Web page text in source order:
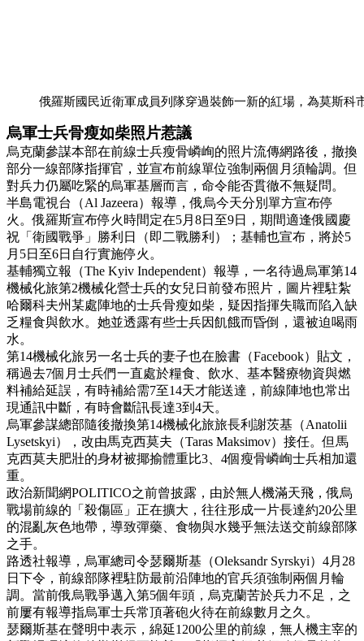
俄羅斯國民近衛軍成員列隊穿過裝飾一新的紅場，為莫斯科
烏軍士兵骨瘦如柴照片惹議
烏克蘭參謀本部在前線士兵瘦骨嶙峋的照片流傳網路後，撤換
部分一線部隊指揮官，並宣布前線單位強制兩個月須輪調。但
對兵力仍屬吃緊的烏軍基層而言，命令能否貫徹不無疑問。
半島電視台（Al Jazeera）報導，俄烏今天分別單方宣布停
火。俄羅斯宣布停火時間定在5月8日至9日，期間適逢俄國慶
祝「衛國戰爭」勝利日（即二戰勝利）；基輔也宣布，將於5
月5日至6日自行實施停火。
基輔獨立報（The Kyiv Independent）報導，一名待過烏軍第14
機械化旅第2機械化營士兵的女兒日前發布照片，圖片裡駐紮
哈爾科夫州某處陣地的士兵骨瘦如柴，疑因指揮失職而陷入缺
乏糧食與飲水。她並透露有些士兵因飢餓而昏倒，還被迫喝雨
水。
第14機械化旅另一名士兵的妻子也在臉書（Facebook）貼文，
稱過去7個月士兵們一直處於糧食、飲水、基本醫療物資與燃
料補給延誤，有時補給需7至14天才能送達，前線陣地也常出
現通訊中斷，有時會斷訊長達3到4天。
烏軍參謀總部隨後撤換第14機械化旅旅長利謝茨基（Anatolii
Lysetskyi），改由馬克西莫夫（Taras Maksimov）接任。但馬
克西莫夫肥壯的身材被揶揄體重比3、4個瘦骨嶙峋士兵相加還
重。
政治新聞網POLITICO之前曾披露，由於無人機滿天飛，俄烏
戰場前線的「殺傷區」正在擴大，往往形成一片長達約20公里
的混亂灰色地帶，導致彈藥、食物與水幾乎無法送交前線部隊
之手。
路透社報導，烏軍總司令瑟爾斯基（Oleksandr Syrskyi）4月28
日下令，前線部隊裡駐防最前沿陣地的官兵須強制兩個月輪
調。當前俄烏戰爭邁入第5個年頭，烏克蘭苦於兵力不足，之
前屢有報導指烏軍士兵常頂著砲火待在前線數月之久。
瑟爾斯基在聲明中表示，綿延1200公里的前線，無人機主宰的